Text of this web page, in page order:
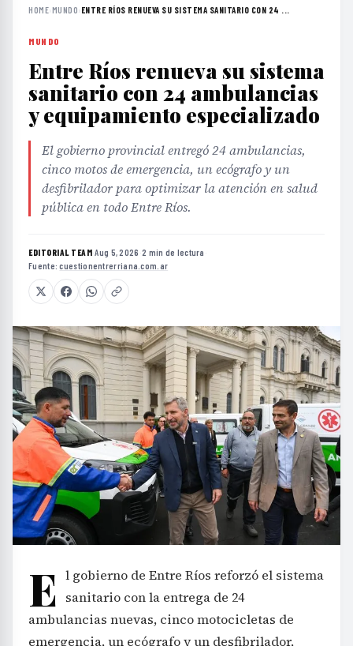
HOME›MUNDO› ENTRE RÍOS RENUEVA SU SISTEMA SANITARIO CON 24 ...
MUNDO
Entre Ríos renueva su sistema
sanitario con 24 ambulancias
y equipamiento especializado
El gobierno provincial entregó 24 ambulancias,
cinco motos de emergencia, un ecógrafo y un
desfibrilador para optimizar la atención en salud
pública en todo Entre Ríos.
EDITORIAL TEAM·Aug 5, 2026 ·2 min de lectura ·
Fuente:cuestionentrerriana.com.ar
E l gobierno de Entre Ríos reforzó el sistema
sanitario con la entrega de 24
ambulancias nuevas, cinco motocicletas de
emergencia, un ecógrafo y un desfibrilador,